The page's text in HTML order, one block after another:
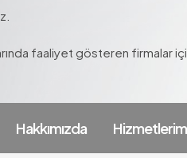
faaliyet gösteren firmalar
Hakkımızda